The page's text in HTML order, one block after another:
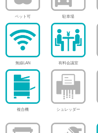
ペット可 駐車場
無線LAN 有料会議室
複合機 シュレッダー